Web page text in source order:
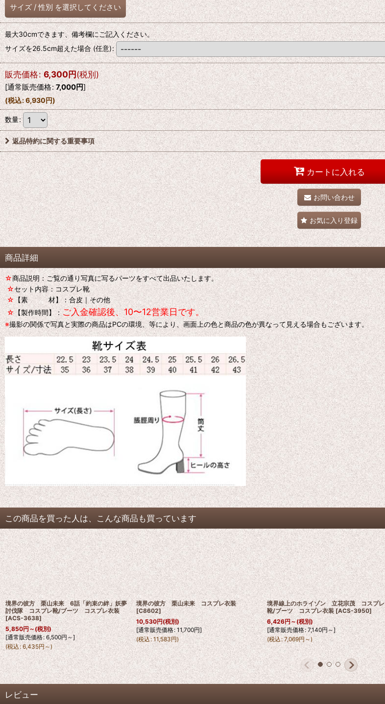
サイズ / 性別 を選択してください
最大30cmできます、備考欄にご記入ください。
サイズを26.5cm超えた場合(任意):
販売価格: 6,300円(税別)
[通常販売価格: 7,000円]
(税込:6,930円)
数量:
返品特約に関する重要事項
カートに入れる
お問い合わせ
お気に入り登録
商品詳細
☆商品説明：ご覧の通り写真に写るパーツをすべて出品いたします。
☆セット内容：コスプレ靴
☆【素 材】：合皮｜その他
☆【製作時間】：ご入金確認後、10〜12営業日です。
※撮影の関係で写真と実際の商品はPCの環境、等により、画面上の色と商品の色が異なって見える場合もございます。
この商品を買った人は、こんな商品も買っています
境界の彼方 栗山未来 6話「約束の絆」妖夢
討伐隊 コスプレ靴/ブーツ コスプレ衣装
[ACS-3638]
5,850円～(税別)
[通常販売価格: 6,500円～]
(税込: 6,435円～)
境界の彼方 栗山未来 コスプレ衣装
[C8602]
10,530円(税別)
[通常販売価格: 11,700円]
(税込: 11,583円)
境界線上のホライゾン 立花宗茂 コスプレ
靴/ブーツ コスプレ衣装 [ACS-3950]
6,426円～(税別)
[通常販売価格: 7,140円～]
(税込: 7,069円～)
レビュー